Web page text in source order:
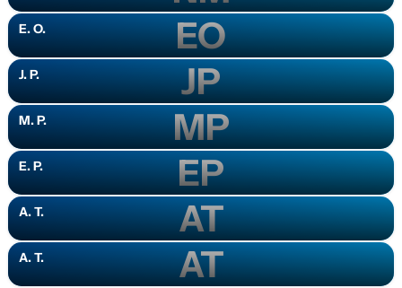
EO
E. O.
JP
J. P.
MP
M. P.
EP
E. P.
AT
A. T.
AT
A. T.